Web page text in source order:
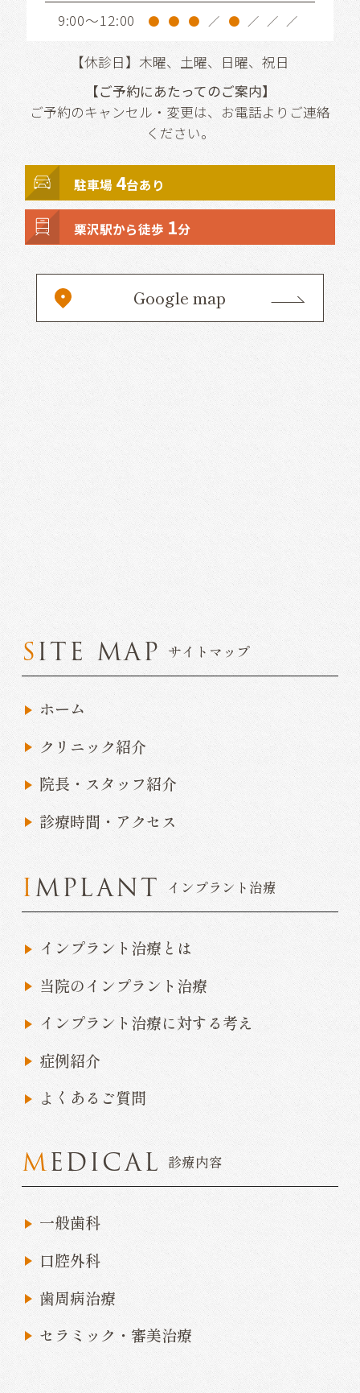
9:00～12:00 ● ● ● ／ ● ／ ／ ／
【休診日】木曜、土曜、日曜、祝日
【ご予約にあたってのご案内】
ご予約のキャンセル・変更は、お電話よりご連絡
ください。
駐車場 4台あり
栗沢駅から徒歩 1分
Google map
SITE MAP サイトマップ
ホーム
クリニック紹介
院長・スタッフ紹介
診療時間・アクセス
IMPLANT インプラント治療
インプラント治療とは
当院のインプラント治療
インプラント治療に対する考え
症例紹介
よくあるご質問
MEDICAL 診療内容
一般歯科
口腔外科
歯周病治療
セラミック・審美治療